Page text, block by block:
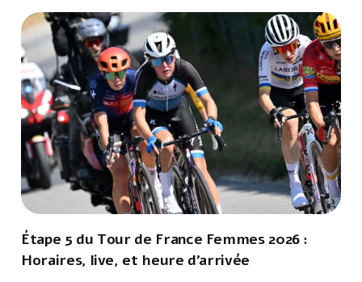
Étape 5 du Tour de France Femmes 2026 :
Horaires, live, et heure d'arrivée